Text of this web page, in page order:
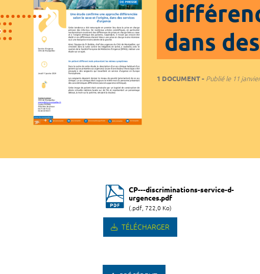
dans
1 DOCUMENT Publié le11
CP---discriminations-service-d-
urgences.pdf
(.pdf, 722,0 Ko)
TÉLÉCHARGER